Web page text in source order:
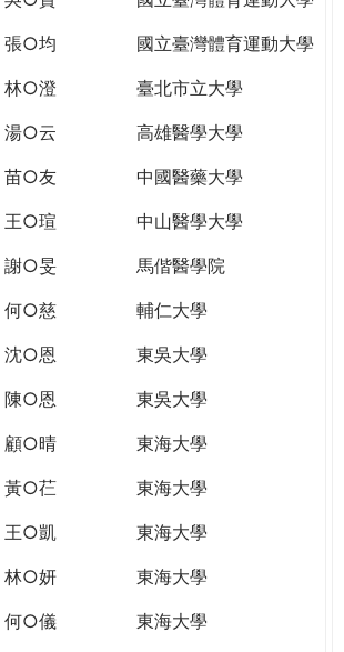
張○均
國立臺灣體育運動大學
林○澄
臺北市立大學
湯○云
高雄醫學大學
苗○友
中國醫藥大學
王○瑄
中山醫學大學
謝○旻
馬偕醫學院
何○慈
輔仁大學
沈○恩
東吳大學
陳○恩
東吳大學
顧○晴
東海大學
黃○芢
東海大學
王○凱
東海大學
林○妍
東海大學
何○儀
東海大學